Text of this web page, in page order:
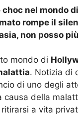
nel mondo
rompe il
non posso
mondo di
. Notizia di
di uno degli
causa della
a vita